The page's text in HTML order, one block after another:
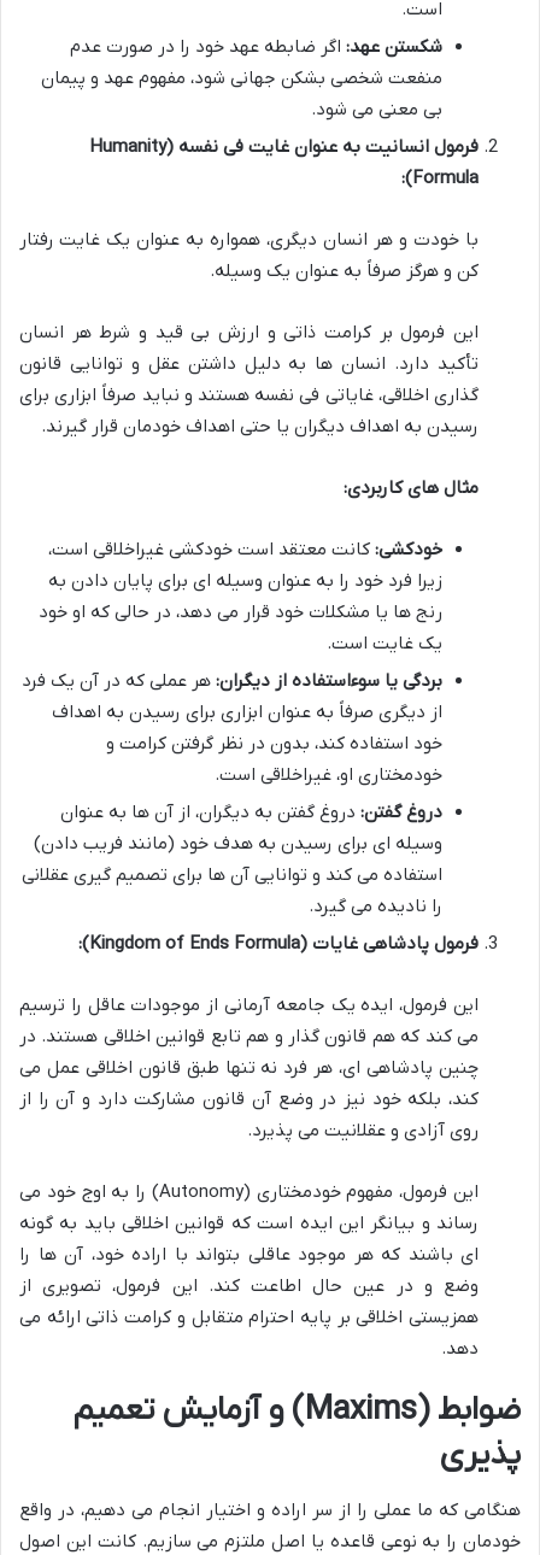
است.
شکستن عهد: اگر ضابطه عهد خود را در صورت عدم
منفعت شخصی بشکن جهانی شود، مفهوم عهد و پیمان
بی معنی می شود.
فرمول انسانیت به عنوان غایت فی نفسه (Humanity
Formula):
با خودت و هر انسان دیگری، همواره به عنوان یک غایت رفتار
کن و هرگز صرفاً به عنوان یک وسیله.
این فرمول بر کرامت ذاتی و ارزش بی قید و شرط هر انسان
تأکید دارد. انسان ها به دلیل داشتن عقل و توانایی قانون
گذاری اخلاقی، غایاتی فی نفسه هستند و نباید صرفاً ابزاری برای
رسیدن به اهداف دیگران یا حتی اهداف خودمان قرار گیرند.
مثال های کاربردی:
خودکشی: کانت معتقد است خودکشی غیراخلاقی است،
زیرا فرد خود را به عنوان وسیله ای برای پایان دادن به
رنج ها یا مشکلات خود قرار می دهد، در حالی که او خود
یک غایت است.
بردگی یا سوءاستفاده از دیگران: هر عملی که در آن یک فرد
از دیگری صرفاً به عنوان ابزاری برای رسیدن به اهداف
خود استفاده کند، بدون در نظر گرفتن کرامت و
خودمختاری او، غیراخلاقی است.
دروغ گفتن: دروغ گفتن به دیگران، از آن ها به عنوان
وسیله ای برای رسیدن به هدف خود (مانند فریب دادن)
استفاده می کند و توانایی آن ها برای تصمیم گیری عقلانی
را نادیده می گیرد.
فرمول پادشاهی غایات (Kingdom of Ends Formula):
این فرمول، ایده یک جامعه آرمانی از موجودات عاقل را ترسیم
می کند که هم قانون گذار و هم تابع قوانین اخلاقی هستند. در
چنین پادشاهی ای، هر فرد نه تنها طبق قانون اخلاقی عمل می
کند، بلکه خود نیز در وضع آن قانون مشارکت دارد و آن را از
روی آزادی و عقلانیت می پذیرد.
این فرمول، مفهوم خودمختاری (Autonomy) را به اوج خود می
رساند و بیانگر این ایده است که قوانین اخلاقی باید به گونه
ای باشند که هر موجود عاقلی بتواند با اراده خود، آن ها را
وضع و در عین حال اطاعت کند. این فرمول، تصویری از
همزیستی اخلاقی بر پایه احترام متقابل و کرامت ذاتی ارائه می
دهد.
ضوابط (Maxims) و آزمایش تعمیم
پذیری
هنگامی که ما عملی را از سر اراده و اختیار انجام می دهیم، در واقع
خودمان را به نوعی قاعده یا اصل ملتزم می سازیم. کانت این اصول